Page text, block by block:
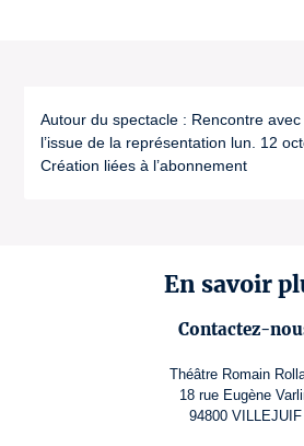
Autour du spectacle : Rencontre avec
l’issue de la représentation lun. 12
Création liées à l’abonnement
En savoir
Contactez-
Théâtre Romain
18 rue Eugène
94800 VILLEJUIF